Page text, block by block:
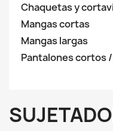
Chaquetas y
Mangas cortas
Mangas largas
Pantalones cortos